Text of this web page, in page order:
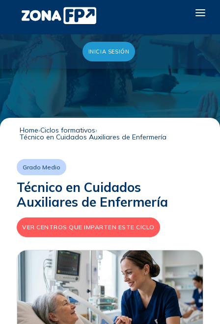
NOTICIAS
QUIERO EXPONER
INICIA SESIÓN
Home Ciclos formativos
Técnico en Cuidados Auxiliares de Enfermería
Grado Medio
Técnico en Cuidados
Auxiliares de Enfermería
VER CENTROS QUE IMPARTEN ESTE CICLO